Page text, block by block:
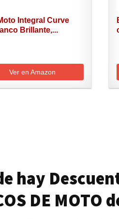
Integral Curve
Brillante,...
Ver en Amazon
hay
DE MOTO